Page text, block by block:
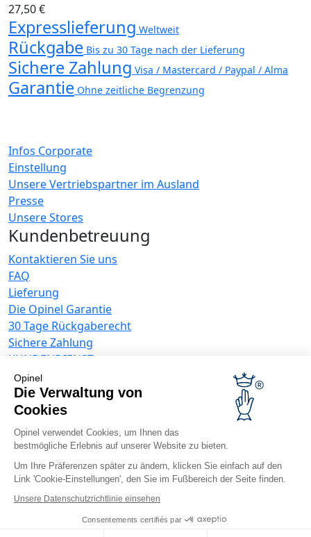
Opinel
Die Verwaltung von
Cookies
Opinel verwendet Cookies, um Ihnen das
bestmögliche Erlebnis auf unserer Website zu bieten.
Um Ihre Präferenzen später zu ändern, klicken Sie einfach auf den
Link 'Cookie-Einstellungen', den Sie im Fußbereich der Seite finden.
Unsere Datenschutzrichtlinie einsehen
Consentements certifiés par
27,50 €
Expresslieferung Weltweit
Rückgabe Bis zu 30 Tage nach der Lieferung
Sichere Zahlung Visa / Mastercard / Paypal / Alma
Garantie Ohne zeitliche Begrenzung
Infos Corporate
Einstellung
Unsere Vertriebspartner im Ausland
Presse
Unsere Stores
Kundenbetreuung
Kontaktieren Sie uns
FAQ
Lieferung
Die Opinel Garantie
30 Tage Rückgaberecht
Sichere Zahlung
KUNDENDIENST
Allgemeine Verkaufsbedingungen
Datenschutzrichtlinie
Angebote für Unternehmen
Werbegeschenke
Gastronome
Opinel News
Neuigkeiten erhalten